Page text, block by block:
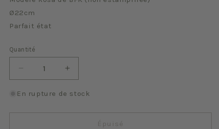
Ø22cm
Parfait état
Quantité
Quantité
Réduire
la
quantité
Rosa
Augmenter
la
quantité
Rosa
En rupture de stock
Épuisé